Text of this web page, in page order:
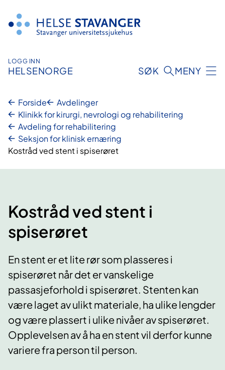
innhold
LOGG INN
HELSENORGE SØK MENY
Forside
Avdelinger
Klinikk for kirurgi, nevrologi og rehabilitering
Avdeling for rehabilitering
Seksjon for klinisk ernæring
Kostråd ved stent i spiserøret
Kostråd ved stent i
spiserøret
En stent er et lite rør som plasseres i
spiserøret når det er vanskelige
passasjeforhold i spiserøret. Stenten kan
være laget av ulikt materiale, ha ulike lengder
og være plassert i ulike nivåer av spiserøret.
Opplevelsen av å ha en stent vil derfor kunne
variere fra person til person.